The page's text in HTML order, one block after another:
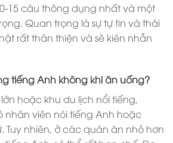
15 câu thông dụng nhất và một
Quan trọng là sự tự tin và thái
rất thân thiện và sẽ kiên nhẫn
tiếng Anh không khi ăn uống?
hoặc khu du lịch nổi tiếng,
nhân viên nói tiếng Anh hoặc
Tuy nhiên, ở các quán ăn nhỏ hơn